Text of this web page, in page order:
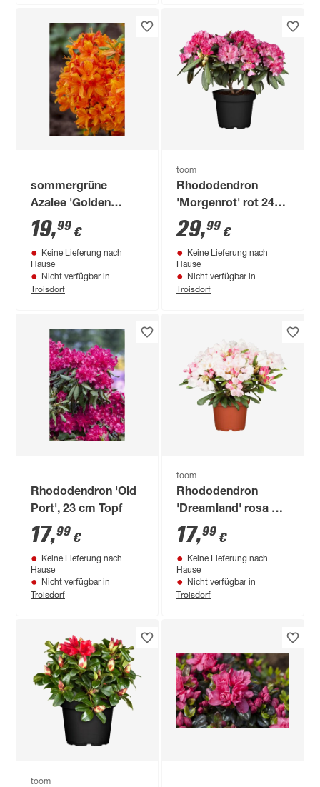
sommergrüne
Azalee 'Golden
Eagle', 23 cm Topf
19,99 €
Keine Lieferung nach
Hause
Nicht verfügbar in
Troisdorf
toom
Rhododendron
'Morgenrot' rot 24
cm Topf
29,99 €
Keine Lieferung nach
Hause
Nicht verfügbar in
Troisdorf
Rhododendron 'Old
Port', 23 cm Topf
17,99 €
Keine Lieferung nach
Hause
Nicht verfügbar in
Troisdorf
toom
Rhododendron
'Dreamland' rosa 23
cm Topf
17,99 €
Keine Lieferung nach
Hause
Nicht verfügbar in
Troisdorf
toom